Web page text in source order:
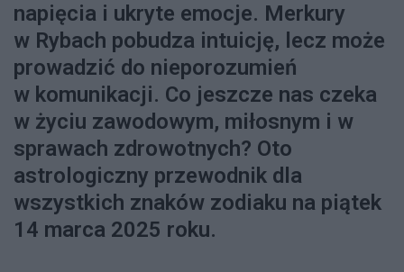
napięcia i ukryte emocje. Merkury
w Rybach pobudza intuicję, lecz może
prowadzić do nieporozumień
w komunikacji. Co jeszcze nas czeka
w życiu zawodowym, miłosnym i w
sprawach zdrowotnych? Oto
astrologiczny przewodnik dla
wszystkich znaków zodiaku na piątek
14 marca 2025 roku.